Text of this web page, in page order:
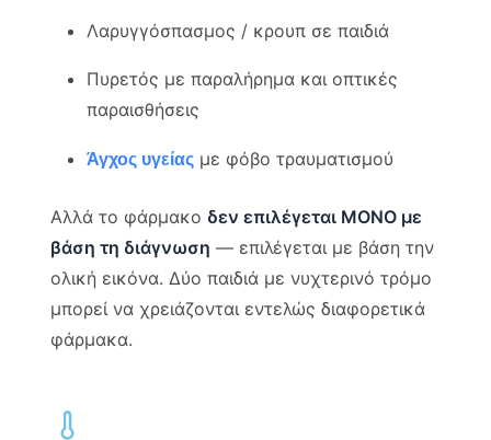
Λαρυγγόσπασμος / κρουπ σε παιδιά
Πυρετός με παραλήρημα και οπτικές
παραισθήσεις
Άγχος υγείας με φόβο τραυματισμού
Αλλά το φάρμακο δεν επιλέγεται ΜΟΝΟ με
βάση τη διάγνωση — επιλέγεται με βάση την
ολική εικόνα. Δύο παιδιά με νυχτερινό τρόμο
μπορεί να χρειάζονται εντελώς διαφορετικά
φάρμακα.